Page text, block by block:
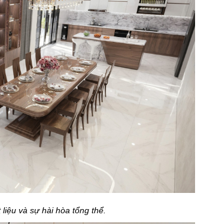
và sự hài hòa tổng thể.